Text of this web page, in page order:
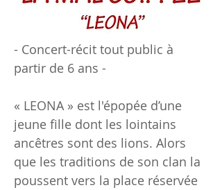
- Concert-récit tout public à
partir de 6 ans -
« LEONA » est l'épopée d’une
jeune fille dont les lointains
ancêtres sont des lions. Alors
que les traditions de son clan la
poussent vers la place réservée